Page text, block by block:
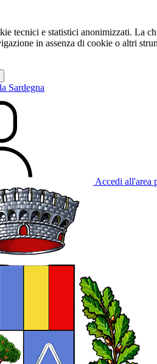
tecnici e statistici anonimizzati. La
in assenza di cookie o altri
Sardegna
Accedi all'area